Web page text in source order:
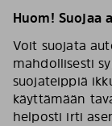
Huom! Suojaa
Voit suojata
mahdollisesti
suojateippiä
käyttämään
helposti irti